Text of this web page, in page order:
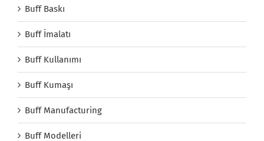
Buff Baskı
Buff İmalatı
Buff Kullanımı
Buff Kumaşı
Buff Manufacturing
Buff Modelleri